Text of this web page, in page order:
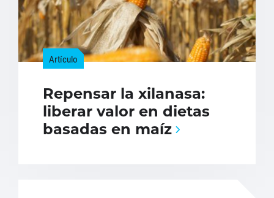
Artículo
Repensar la xilanasa:
liberar valor en dietas
basadas en maíz